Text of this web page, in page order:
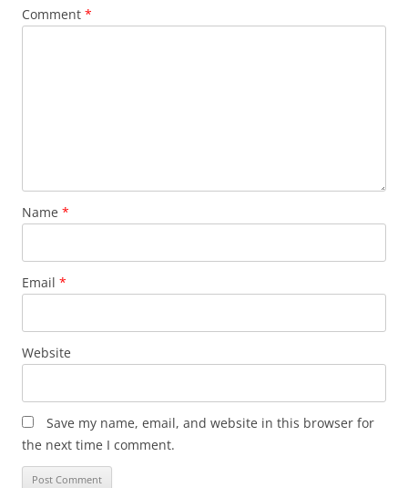
Comment *
Name *
Email *
Website
Save my name, email, and website in this browser for
the next time I comment.